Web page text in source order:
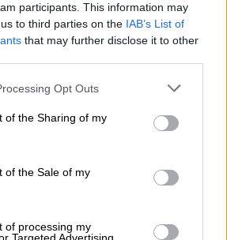
participants. This information may
to third parties on the IAB’s List of
that may further disclose it to other
Opt Outs
of the Sharing of my
of the Sale of my
of processing my
y boas coloridas:
España
del riesgo de